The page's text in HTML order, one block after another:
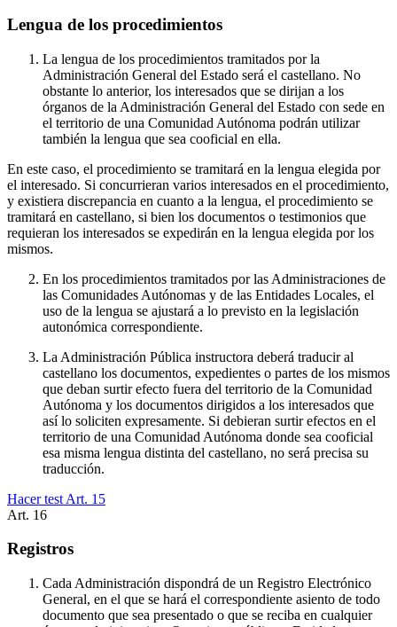
Lengua de los procedimientos
La lengua de los procedimientos tramitados por la
Administración General del Estado será el castellano. No
obstante lo anterior, los interesados que se dirijan a los
órganos de la Administración General del Estado con sede en
el territorio de una Comunidad Autónoma podrán utilizar
también la lengua que sea cooficial en ella.
En este caso, el procedimiento se tramitará en la lengua elegida por
el interesado. Si concurrieran varios interesados en el procedimiento,
y existiera discrepancia en cuanto a la lengua, el procedimiento se
tramitará en castellano, si bien los documentos o testimonios que
requieran los interesados se expedirán en la lengua elegida por los
mismos.
En los procedimientos tramitados por las Administraciones de
las Comunidades Autónomas y de las Entidades Locales, el
uso de la lengua se ajustará a lo previsto en la legislación
autonómica correspondiente.
La Administración Pública instructora deberá traducir al
castellano los documentos, expedientes o partes de los mismos
que deban surtir efecto fuera del territorio de la Comunidad
Autónoma y los documentos dirigidos a los interesados que
así lo soliciten expresamente. Si debieran surtir efectos en el
territorio de una Comunidad Autónoma donde sea cooficial
esa misma lengua distinta del castellano, no será precisa su
traducción.
Hacer test Art. 15
Art. 16
Registros
Cada Administración dispondrá de un Registro Electrónico
General, en el que se hará el correspondiente asiento de todo
documento que sea presentado o que se reciba en cualquier